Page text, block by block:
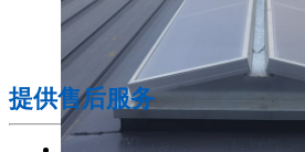
提供售后服务